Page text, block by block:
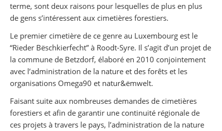
terme, sont deux raisons pour lesquelles de plus en plus
de gens s’intéressent aux cimetières forestiers.
Le premier cimetière de ce genre au Luxembourg est le
“Rieder Bëschkierfecht” à Roodt-Syre. Il s’agit d’un projet de
la commune de Betzdorf, élaboré en 2010 conjointement
avec l’administration de la nature et des forêts et les
organisations Omega90 et natur&ëmwelt.
Faisant suite aux nombreuses demandes de cimetières
forestiers et afin de garantir une continuité régionale de
ces projets à travers le pays, l’administration de la nature